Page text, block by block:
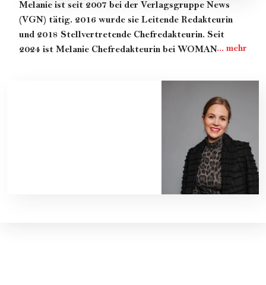
Melanie ist seit 2007 bei der Verlagsgruppe News
(VGN) tätig. 2016 wurde sie Leitende Redakteurin
und 2018 Stellvertretende Chefredakteurin. Seit
2024 ist Melanie Chefredakteurin bei WOMAN. Ihr
wir davon überzeugt sind, dass eine gleichberechtigte